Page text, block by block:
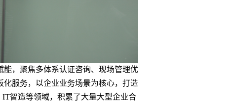
，聚焦多体系认证咨询、现场管理优
服务，以企业业务场景为核心，打造
智造等领域，积累了大量大型企业合